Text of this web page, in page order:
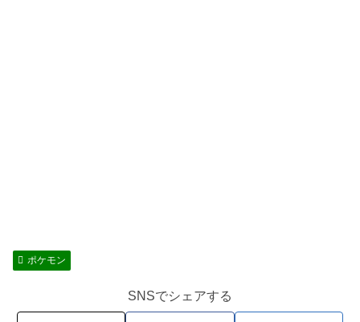
ポケモン
SNSでシェアする